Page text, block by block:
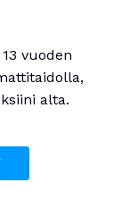
vuoden
alta.